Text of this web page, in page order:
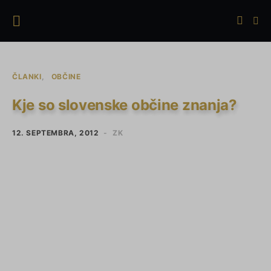
ČLANKI OBČINE
Kje so slovenske občine znanja?
12. SEPTEMBRA, 2012 ZK